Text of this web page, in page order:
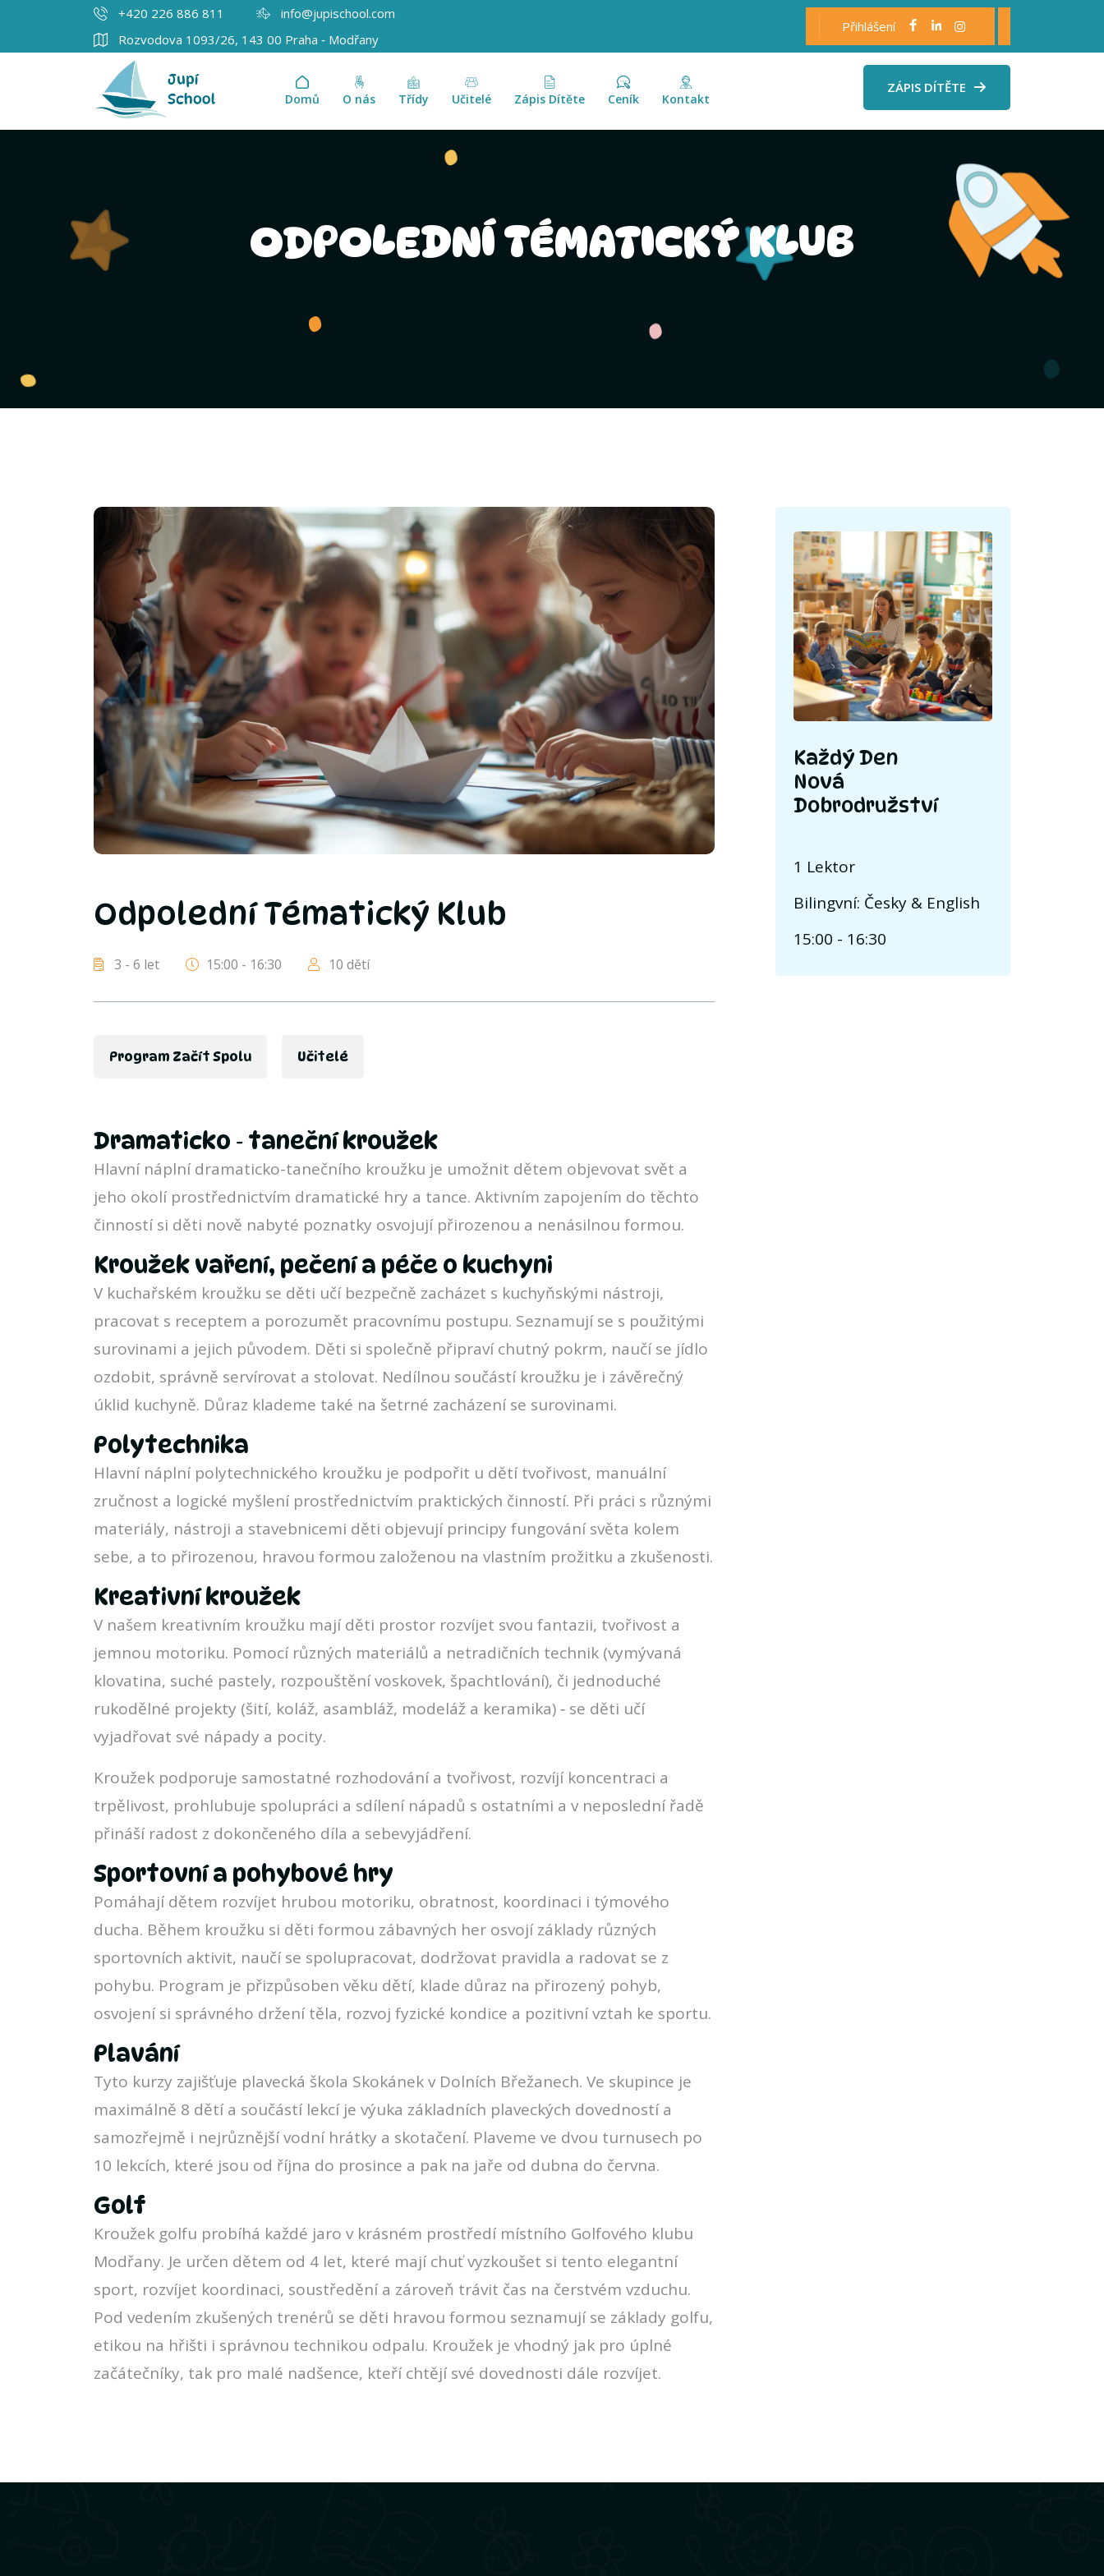
+420 226 886 811
info@jupischool.com
Rozvodova 1093/26, 143 00 Praha ‐ Modřany
Přihlášení
Domů O nás Třídy Učitelé Zápis Dítěte Ceník Kontakt
ZÁPIS DÍTĚTE
ODPOLEDNÍ TÉMATICKÝ KLUB
Odpolední Tématický Klub
3 - 6 let 15:00 - 16:30 10 dětí
Program Začít Spolu Učitelé
Dramaticko ‐ taneční kroužek
Hlavní náplní dramaticko-tanečního kroužku je umožnit dětem objevovat svět a
jeho okolí prostřednictvím dramatické hry a tance. Aktivním zapojením do těchto
činností si děti nově nabyté poznatky osvojují přirozenou a nenásilnou formou.
Kroužek vaření, pečení a péče o kuchyni
V kuchařském kroužku se děti učí bezpečně zacházet s kuchyňskými nástroji,
pracovat s receptem a porozumět pracovnímu postupu. Seznamují se s použitými
surovinami a jejich původem. Děti si společně připraví chutný pokrm, naučí se jídlo
ozdobit, správně servírovat a stolovat. Nedílnou součástí kroužku je i závěrečný
úklid kuchyně. Důraz klademe také na šetrné zacházení se surovinami.
Polytechnika
Hlavní náplní polytechnického kroužku je podpořit u dětí tvořivost, manuální
zručnost a logické myšlení prostřednictvím praktických činností. Při práci s různými
materiály, nástroji a stavebnicemi děti objevují principy fungování světa kolem
sebe, a to přirozenou, hravou formou založenou na vlastním prožitku a zkušenosti.
Kreativní kroužek
V našem kreativním kroužku mají děti prostor rozvíjet svou fantazii, tvořivost a
jemnou motoriku. Pomocí různých materiálů a netradičních technik (vymývaná
klovatina, suché pastely, rozpouštění voskovek, špachtlování), či jednoduché
rukodělné projekty (šití, koláž, asambláž, modeláž a keramika) ‐ se děti učí
vyjadřovat své nápady a pocity.
Kroužek podporuje samostatné rozhodování a tvořivost, rozvíjí koncentraci a
trpělivost, prohlubuje spolupráci a sdílení nápadů s ostatními a v neposlední řadě
přináší radost z dokončeného díla a sebevyjádření.
Sportovní a pohybové hry
Pomáhají dětem rozvíjet hrubou motoriku, obratnost, koordinaci i týmového
ducha. Během kroužku si děti formou zábavných her osvojí základy různých
sportovních aktivit, naučí se spolupracovat, dodržovat pravidla a radovat se z
pohybu. Program je přizpůsoben věku dětí, klade důraz na přirozený pohyb,
osvojení si správného držení těla, rozvoj fyzické kondice a pozitivní vztah ke sportu.
Plavání
Tyto kurzy zajišťuje plavecká škola Skokánek v Dolních Břežanech. Ve skupince je
maximálně 8 dětí a součástí lekcí je výuka základních plaveckých dovedností a
samozřejmě i nejrůznější vodní hrátky a skotačení. Plaveme ve dvou turnusech po
10 lekcích, které jsou od října do prosince a pak na jaře od dubna do června.
Golf
Kroužek golfu probíhá každé jaro v krásném prostředí místního Golfového klubu
Modřany. Je určen dětem od 4 let, které mají chuť vyzkoušet si tento elegantní
sport, rozvíjet koordinaci, soustředění a zároveň trávit čas na čerstvém vzduchu.
Pod vedením zkušených trenérů se děti hravou formou seznamují se základy golfu,
etikou na hřišti i správnou technikou odpalu. Kroužek je vhodný jak pro úplné
začátečníky, tak pro malé nadšence, kteří chtějí své dovednosti dále rozvíjet.
Každý Den
Nová
Dobrodružství
1 Lektor
Bilingvní: Česky & English
15:00 - 16:30